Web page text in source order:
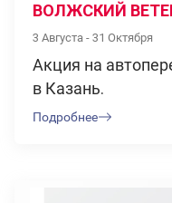
ВОЛЖСКИЙ
3 Августа - 31 Октября
Акция на
в Казань.
Подробнее